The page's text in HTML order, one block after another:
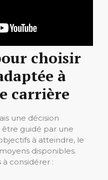
choisir
à
carrière
une décision
être guidé par une
à atteindre, le
disponibles.
considérer :